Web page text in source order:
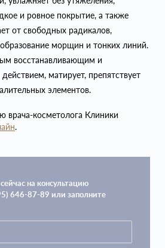
и ровное покрытие, а также
от свободных радикалов,
морщин и тонких линий.
восстанавливающим и
матирует, препятствует
элементов.
врача-косметолога Клиники
.
на консультацию
646-87-89 или заполните